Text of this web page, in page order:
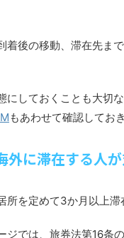
着後の移動、滞在先ま
にしておくことも大切
もあわせて確認してお
外に滞在する人
を定めて3か月以上滞
ジでは、旅券法第16条